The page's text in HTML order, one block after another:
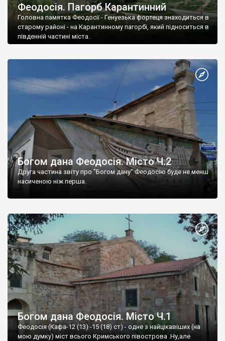
Феодосія. Пагорб Карантинний
Головна памятка Феодосії - Генуезька фортеця знаходиться в
старому районі - на Карантинному пагорбі, який підноситься в
південній частині міста.
Богом дана Феодосія. Місто Ч.2
Друга частина звіту про "Богом дану" Феодосію буде не менш
насиченою ніж перша.
Богом дана Феодосія. Місто Ч.1
Феодосія (Кафа-12 (13) -15 (18) ст) - одне з найцікавіших (на
мою думку) міст всього Кримського півострова .Ну,але